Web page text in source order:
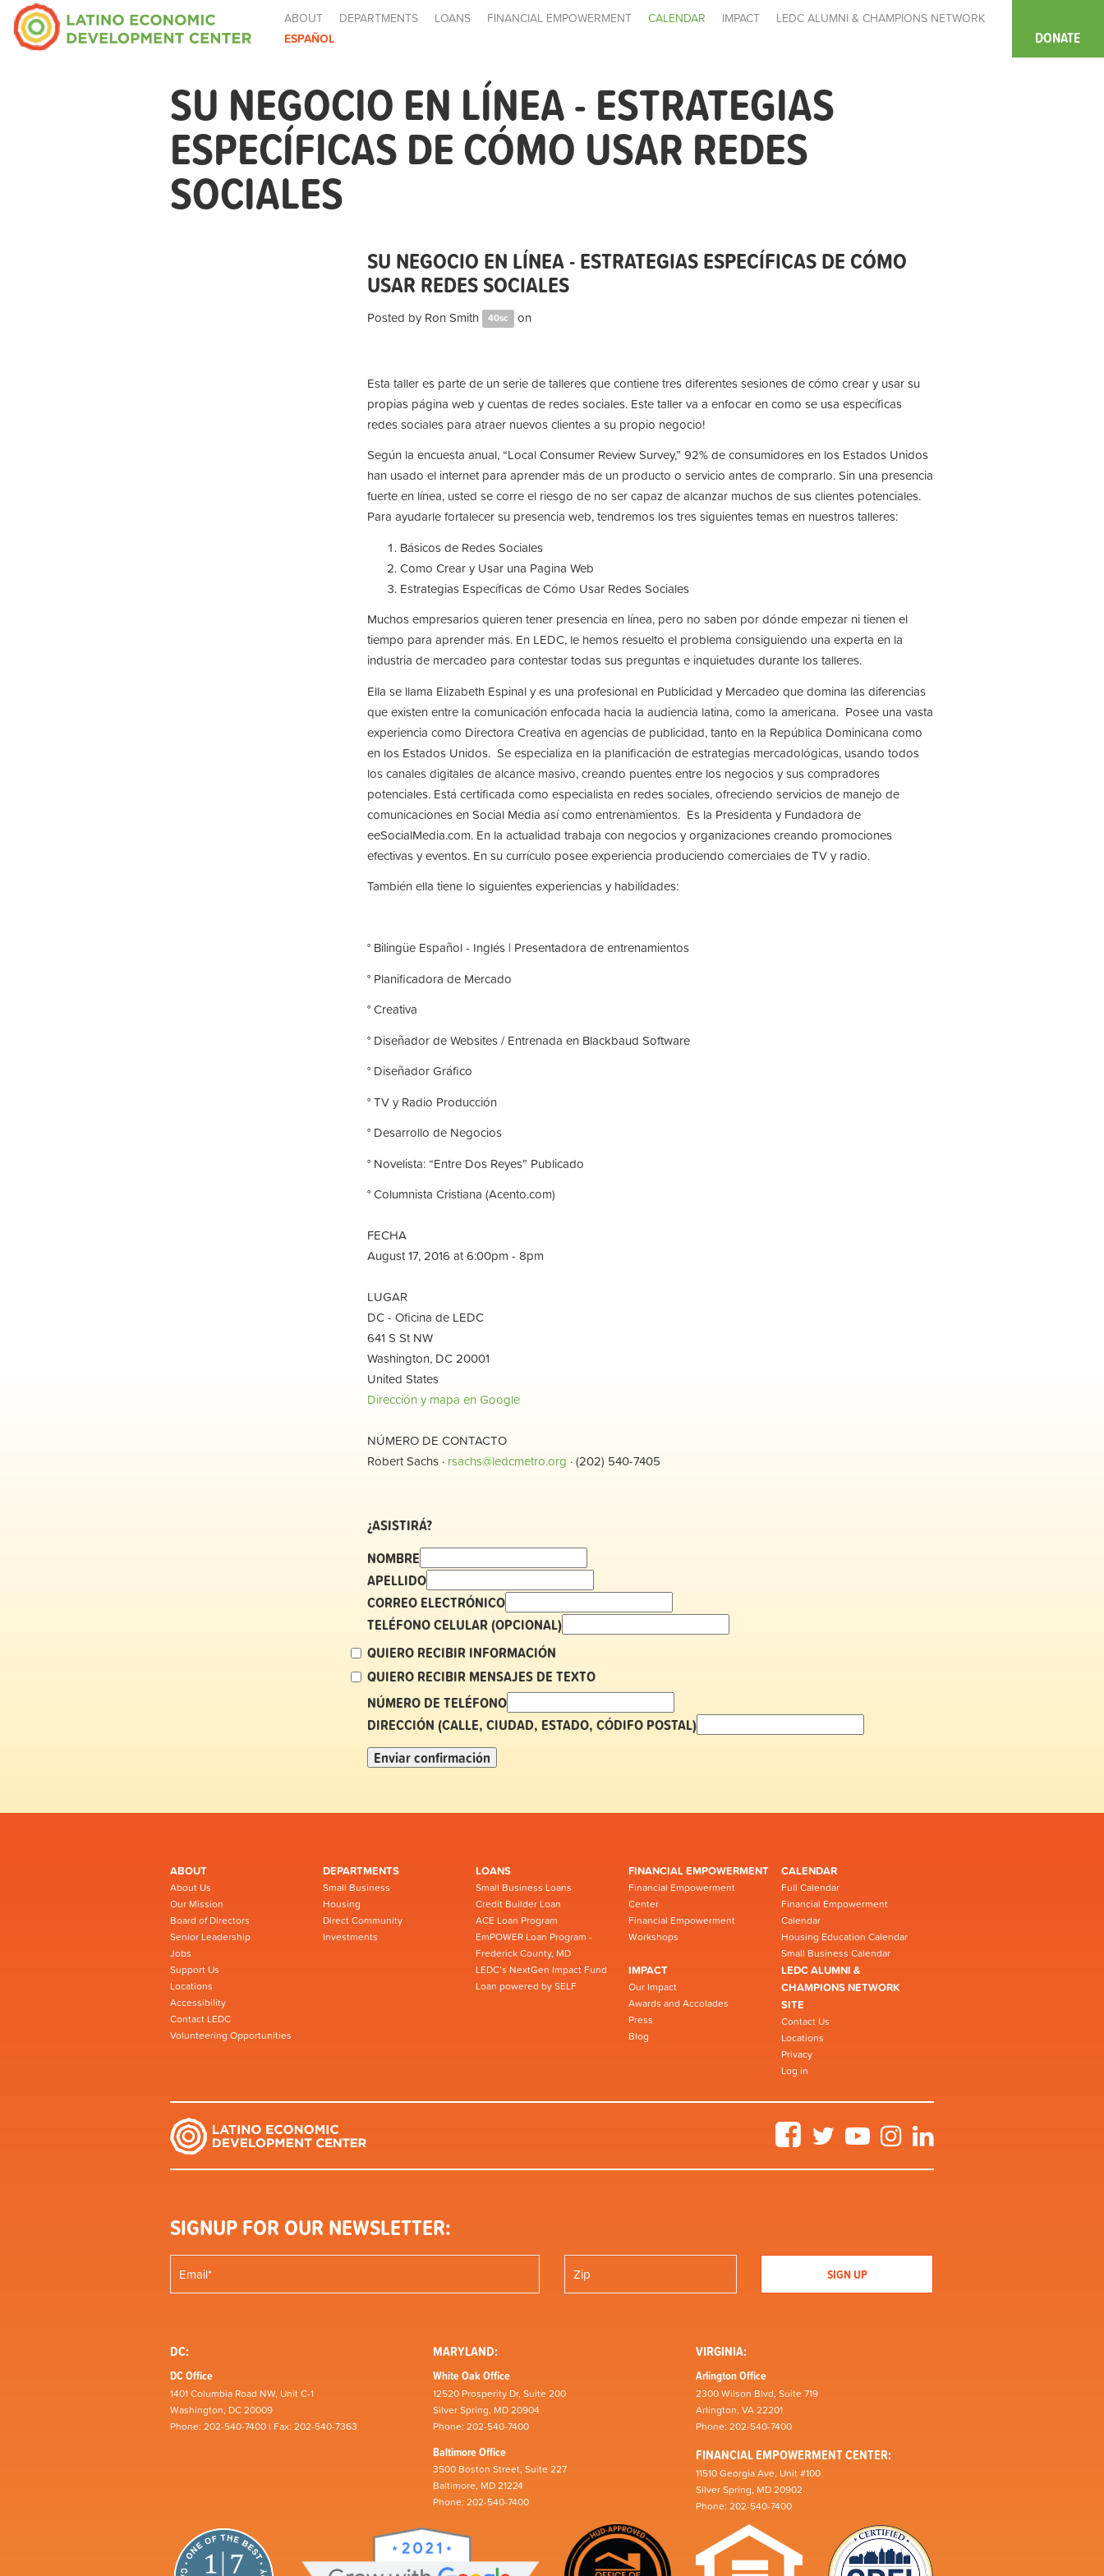
ABOUT DEPARTMENTS LOANS FINANCIAL EMPOWERMENT CALENDAR IMPACT
LEDC ALUMNI & CHAMPIONS NETWORK
ESPAÑOL
DONATE
SU NEGOCIO EN LÍNEA - ESTRATEGIAS
ESPECÍFICAS DE CÓMO USAR REDES
SOCIALES
SU NEGOCIO EN LÍNEA - ESTRATEGIAS ESPECÍFICAS DE CÓMO
USAR REDES SOCIALES
Posted by Ron Smith 40sc on
Esta taller es parte de un serie de talleres que contiene tres diferentes sesiones de cómo crear y usar su
propias página web y cuentas de redes sociales. Este taller va a enfocar en como se usa específicas
redes sociales para atraer nuevos clientes a su propio negocio!
Según la encuesta anual, “Local Consumer Review Survey,” 92% de consumidores en los Estados Unidos
han usado el internet para aprender más de un producto o servicio antes de comprarlo. Sin una presencia
fuerte en línea, usted se corre el riesgo de no ser capaz de alcanzar muchos de sus clientes potenciales.
Para ayudarle fortalecer su presencia web, tendremos los tres siguientes temas en nuestros talleres:
Básicos de Redes Sociales
Como Crear y Usar una Pagina Web
Estrategias Específicas de Cómo Usar Redes Sociales
Muchos empresarios quieren tener presencia en línea, pero no saben por dónde empezar ni tienen el
tiempo para aprender más. En LEDC, le hemos resuelto el problema consiguiendo una experta en la
industria de mercadeo para contestar todas sus preguntas e inquietudes durante los talleres.
Ella se llama Elizabeth Espinal y es una profesional en Publicidad y Mercadeo que domina las diferencias
que existen entre la comunicación enfocada hacia la audiencia latina, como la americana. Posee una vasta
experiencia como Directora Creativa en agencias de publicidad, tanto en la República Dominicana como
en los Estados Unidos. Se especializa en la planificación de estrategias mercadológicas, usando todos
los canales digitales de alcance masivo, creando puentes entre los negocios y sus compradores
potenciales. Está certificada como especialista en redes sociales, ofreciendo servicios de manejo de
comunicaciones en Social Media así como entrenamientos. Es la Presidenta y Fundadora de
eeSocialMedia.com. En la actualidad trabaja con negocios y organizaciones creando promociones
efectivas y eventos. En su currículo posee experiencia produciendo comerciales de TV y radio.
También ella tiene lo siguientes experiencias y habilidades:
° Bilingüe Español - Inglés | Presentadora de entrenamientos
° Planificadora de Mercado
° Creativa
° Diseñador de Websites / Entrenada en Blackbaud Software
° Diseñador Gráfico
° TV y Radio Producción
° Desarrollo de Negocios
° Novelista: “Entre Dos Reyes” Publicado
° Columnista Cristiana (Acento.com)
FECHA
August 17, 2016 at 6:00pm - 8pm
LUGAR
DC - Oficina de LEDC
641 S St NW
Washington, DC 20001
United States
Dirección y mapa en Google
NÚMERO DE CONTACTO
Robert Sachs · rsachs@ledcmetro.org · (202) 540-7405
¿ASISTIRÁ?
NOMBRE
APELLIDO
CORREO ELECTRÓNICO
TELÉFONO CELULAR (OPCIONAL)
QUIERO RECIBIR INFORMACIÓN
QUIERO RECIBIR MENSAJES DE TEXTO
NÚMERO DE TELÉFONO
DIRECCIÓN (CALLE, CIUDAD, ESTADO, CÓDIFO POSTAL)
ABOUT
About Us
Our Mission
Board of Directors
Senior Leadership
Jobs
Support Us
Locations
Accessibility
Contact LEDC
Volunteering Opportunities
DEPARTMENTS
Small Business
Housing
Direct Community
Investments
LOANS
Small Business Loans
Credit Builder Loan
ACE Loan Program
EmPOWER Loan Program -
Frederick County, MD
LEDC’s NextGen Impact Fund
Loan powered by SELF
FINANCIAL EMPOWERMENT
Financial Empowerment
Center
Financial Empowerment
Workshops
CALENDAR
Full Calendar
Financial Empowerment
Calendar
Housing Education Calendar
Small Business Calendar
IMPACT
Our Impact
Awards and Accolades
Press
Blog
LEDC ALUMNI &
CHAMPIONS NETWORK
SITE
Contact Us
Locations
Privacy
Log in
FacebookTwitter YouTubeInstagram
SIGNUP FOR OUR NEWSLETTER:
DC:
DC Office
1401 Columbia Road NW, Unit C-1
Washington, DC 20009
Phone: 202-540-7400 | Fax: 202-540-7363
MARYLAND:
White Oak Office
12520 Prosperity Dr, Suite 200
Silver Spring, MD 20904
Phone: 202-540-7400
Baltimore Office
3500 Boston Street, Suite 227
Baltimore, MD 21224
Phone: 202-540-7400
VIRGINIA:
Arlington Office
2300 Wilson Blvd, Suite 719
Arlington, VA 22201
Phone: 202-540-7400
FINANCIAL EMPOWERMENT CENTER:
11510 Georgia Ave, Unit #100
Silver Spring, MD 20902
Phone: 202-540-7400